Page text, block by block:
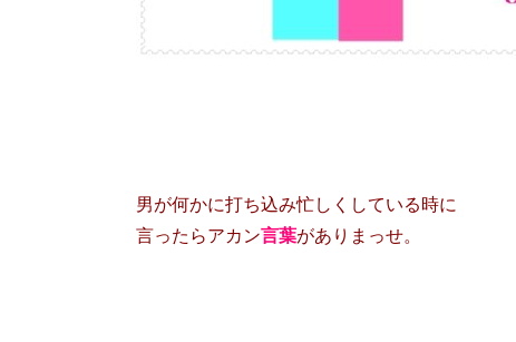
男が何かに打ち込み忙しくしている時に
言ったらアカン言葉がありまっせ。